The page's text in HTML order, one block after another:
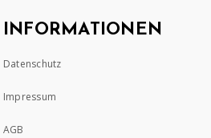
INFORMATIONEN
Datenschutz
Impressum
AGB